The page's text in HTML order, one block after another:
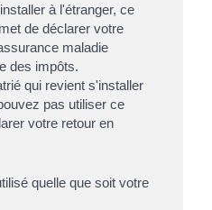
à l'étranger, ce
de déclarer votre
maladie
des impôts.
qui revient s'installer
pas utiliser ce
votre retour en
quelle que soit votre